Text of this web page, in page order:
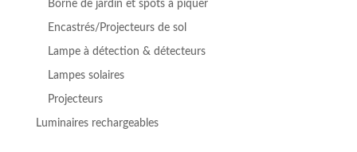
Borne de jardin et spots à piquer
Encastrés/Projecteurs de sol
Lampe à détection & détecteurs
Lampes solaires
Projecteurs
Luminaires rechargeables